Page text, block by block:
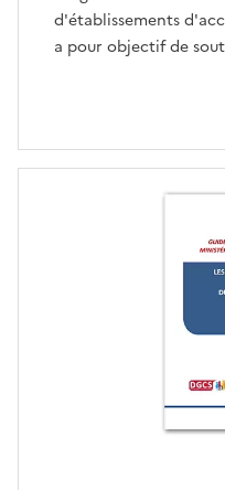
d'établissements
a pour objectif de